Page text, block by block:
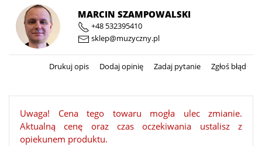
MARCIN SZAMPOWALSKI
+48 532395410
sklep@muzyczny.pl
Drukuj opis Dodaj opinię Zadaj pytanie Zgłoś błąd
Uwaga! Cena tego towaru mogła ulec zmianie.
Aktualną cenę oraz czas oczekiwania ustalisz z
opiekunem produktu.